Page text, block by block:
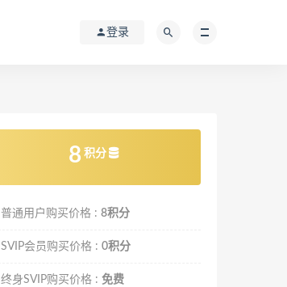
登录
8 积分
普通用户购买价格 : 8积分
SVIP会员购买价格 : 0积分
终身SVIP购买价格 : 免费